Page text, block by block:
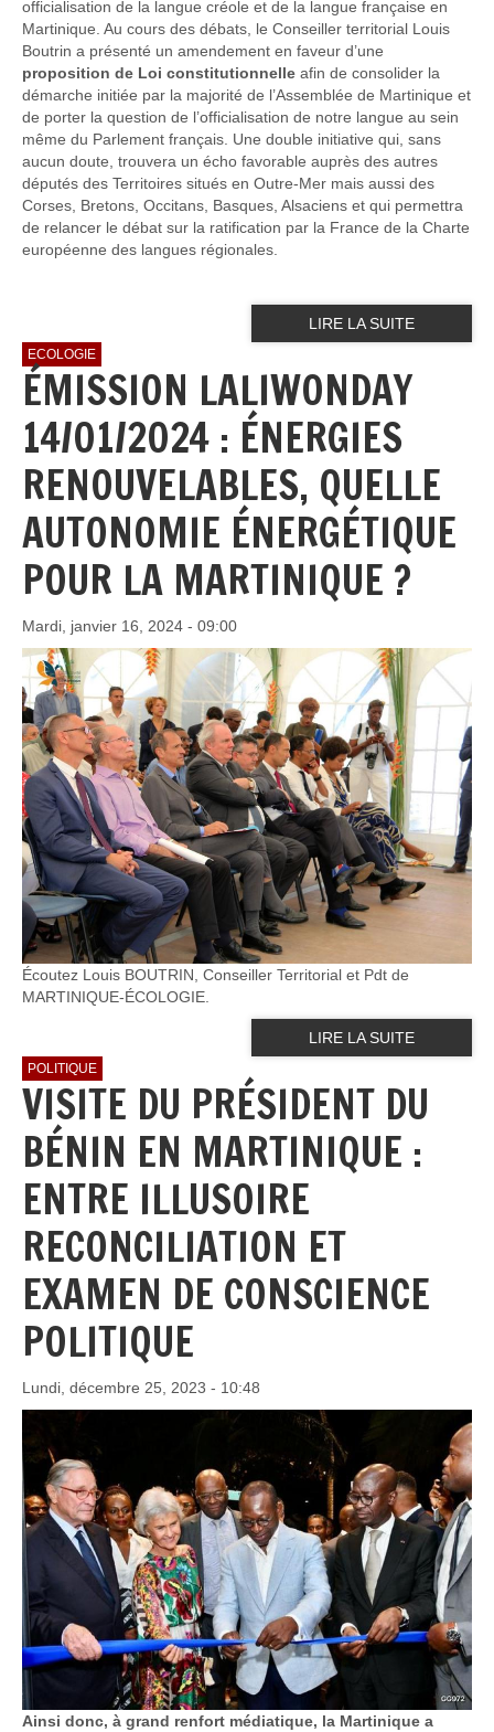
officialisation de la langue créole et de la langue française en
Martinique. Au cours des débats, le Conseiller territorial Louis
Boutrin a présenté un amendement en faveur d’une
proposition de Loi constitutionnelle afin de consolider la
démarche initiée par la majorité de l’Assemblée de Martinique et
de porter la question de l’officialisation de notre langue au sein
même du Parlement français. Une double initiative qui, sans
aucun doute, trouvera un écho favorable auprès des autres
députés des Territoires situés en Outre-Mer mais aussi des
Corses, Bretons, Occitans, Basques, Alsaciens et qui permettra
de relancer le débat sur la ratification par la France de la Charte
européenne des langues régionales.
LIRE LA SUITE
ECOLOGIE
ÉMISSION LALIWONDAY
14/01/2024 : ÉNERGIES
RENOUVELABLES, QUELLE
AUTONOMIE ÉNERGÉTIQUE
POUR LA MARTINIQUE ?
Mardi, janvier 16, 2024 - 09:00
Écoutez Louis BOUTRIN, Conseiller Territorial et Pdt de
MARTINIQUE-ÉCOLOGIE.
LIRE LA SUITE
POLITIQUE
VISITE DU PRÉSIDENT DU
BÉNIN EN MARTINIQUE :
ENTRE ILLUSOIRE
RECONCILIATION ET
EXAMEN DE CONSCIENCE
POLITIQUE
Lundi, décembre 25, 2023 - 10:48
Ainsi donc, à grand renfort médiatique, la Martinique a